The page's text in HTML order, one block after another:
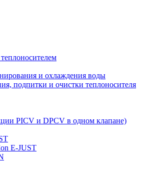
и охлаждения воды
подпитки и очистки теплоносителя
PICV и DPCV в одном клапане)
E-JUST